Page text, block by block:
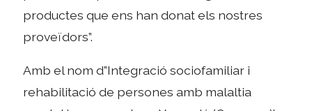
productes que ens han donat els nostres
proveïdors”.
Amb el nom d”Integració sociofamiliar i
rehabilitació de persones amb malaltia